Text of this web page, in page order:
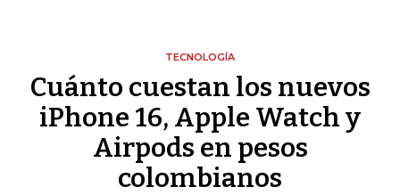
TECNOLOGÍA
Cuánto cuestan los nuevos
iPhone 16, Apple Watch y
Airpods en pesos
colombianos